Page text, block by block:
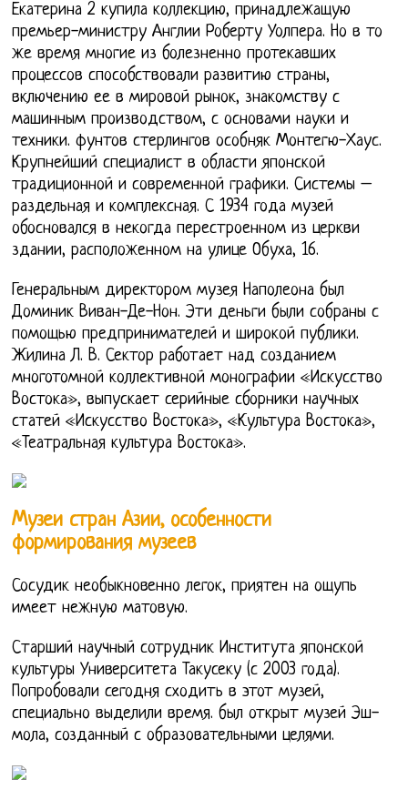
Екатерина 2 купила коллекцию, принадлежащую
премьер-министру Англии Роберту Уолпера. Но в то
же время многие из болезненно протекавших
процессов способствовали развитию страны,
включению ее в мировой рынок, знакомству с
машинным производством, с основами науки и
техники. фунтов стерлингов особняк Монтегю-Хаус.
Крупнейший специалист в области японской
традиционной и современной графики. Системы –
раздельная и комплексная. С 1934 года музей
обосновался в некогда перестроенном из церкви
здании, расположенном на улице Обуха, 16.
Генеральным директором музея Наполеона был
Доминик Виван-Де-Нон. Эти деньги были собраны с
помощью предпринимателей и широкой публики.
Жилина Л. В. Сектор работает над созданием
многотомной коллективной монографии «Искусство
Востока», выпускает серийные сборники научных
статей «Искусство Востока», «Культура Востока»,
«Театральная культура Востока».
Музеи стран Азии, особенности
формирования музеев
Сосудик необыкновенно легок, приятен на ощупь
имеет нежную матовую.
Старший научный сотрудник Института японской
культуры Университета Такусеку (с 2003 года).
Попробовали сегодня сходить в этот музей,
специально выделили время. был открыт музей Эш-
мола, созданный с образовательными целями.